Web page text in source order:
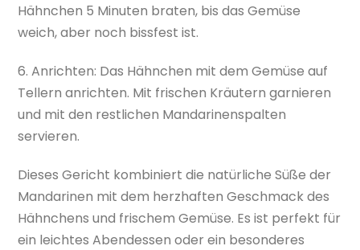
Hähnchen 5 Minuten braten, bis das Gemüse
weich, aber noch bissfest ist.
6. Anrichten: Das Hähnchen mit dem Gemüse auf
Tellern anrichten. Mit frischen Kräutern garnieren
und mit den restlichen Mandarinenspalten
servieren.
Dieses Gericht kombiniert die natürliche Süße der
Mandarinen mit dem herzhaften Geschmack des
Hähnchens und frischem Gemüse. Es ist perfekt für
ein leichtes Abendessen oder ein besonderes